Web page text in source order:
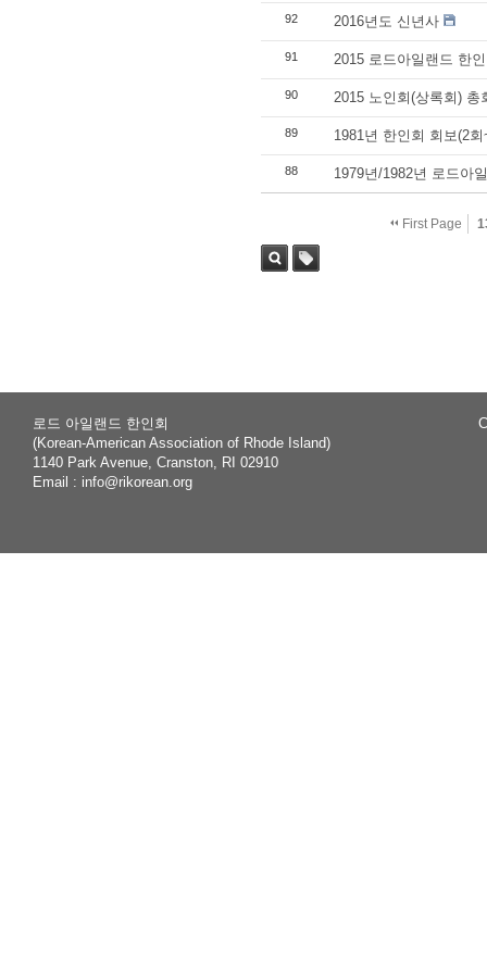
92 2016년도 신년사
91 2015 로드아일랜드 한
90 2015 노인회(상록회) 총
89 1981년 한인회 회보(2회
88 1979년/1982년 로드아
First Page
로드 아일랜드 한인회
(Korean-American Association of Rhode Island)
1140 Park Avenue, Cranston, RI 02910
Email : info@rikorean.org